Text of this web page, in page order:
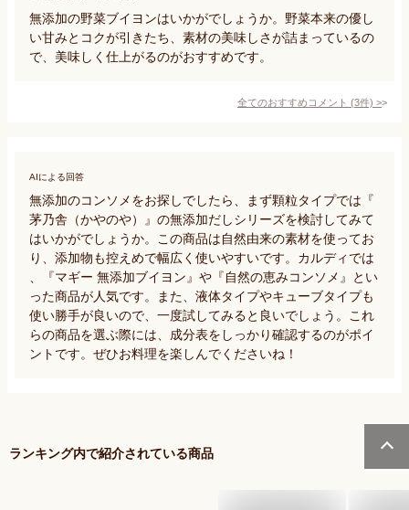
無添加の野菜ブイヨンはいかがでしょうか。野菜本来の優し
い甘みとコクが引きたち、素材の美味しさが詰まっているの
で、美味しく仕上がるのがおすすめです。
全てのおすすめコメント (3件) >
AIによる回答
無添加のコンソメをお探しでしたら、まず顆粒タイプでは『
茅乃舎（かやのや）』の無添加だしシリーズを検討してみて
はいかがでしょうか。この商品は自然由来の素材を使ってお
り、添加物も控えめで幅広く使いやすいです。カルディでは
、『マギー 無添加ブイヨン』や『自然の恵みコンソメ』とい
った商品が人気です。また、液体タイプやキューブタイプも
使い勝手が良いので、一度試してみると良いでしょう。これ
らの商品を選ぶ際には、成分表をしっかり確認するのがポイ
ントです。ぜひお料理を楽しんでくださいね！
ランキング内で紹介されている商品